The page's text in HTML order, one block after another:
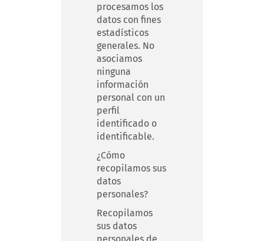
procesamos los
datos con fines
estadísticos
generales. No
asociamos
ninguna
información
personal con un
perfil
identificado o
identificable.
¿Cómo
recopilamos sus
datos
personales?
Recopilamos
sus datos